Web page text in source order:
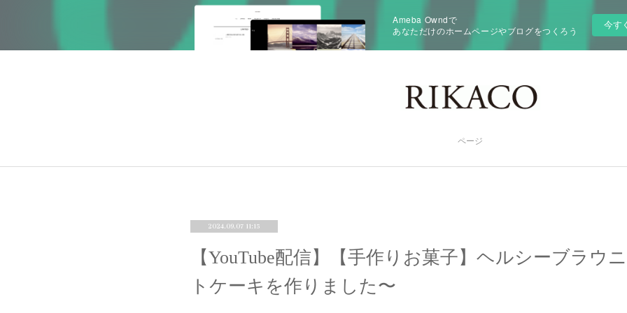
Ameba Owndで
あなただけのホームページやブログをつくろう
今す
ページ
2024.09.07 11:15
【YouTube配信】【手作りお菓子】ヘルシーブラウ
トケーキを作りました〜